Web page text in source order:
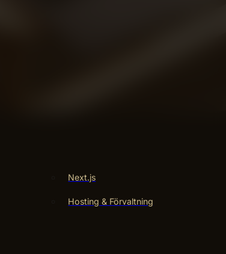
Next.js
Hosting & Förvaltning